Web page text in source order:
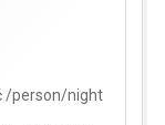
/person/night